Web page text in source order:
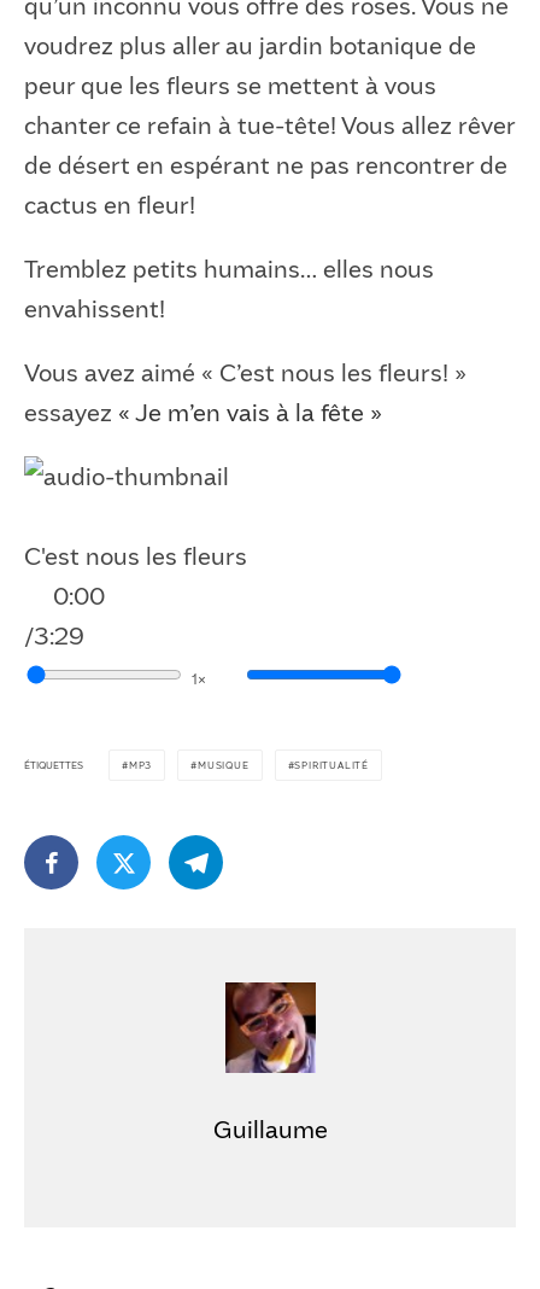
voudrez plus aller au jardin botanique de
peur que les fleurs se mettent à vous
chanter ce refain à tue-tête! Vous allez rêver
de désert en espérant ne pas rencontrer de
cactus en fleur!
Tremblez petits humains… elles nous
envahissent!
Vous avez aimé « C’est nous les fleurs! »
essayez « Je m’en vais à la fête »
C'est nous les fleurs
0:00
/3:29
1×
ÉTIQUETTES MP3 MUSIQUE SPIRITUALITÉ
Guillaume